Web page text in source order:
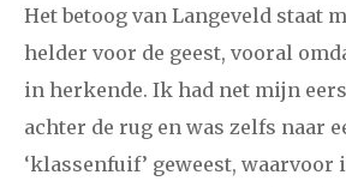
Het betoog van Langeveld staat
helder voor de geest, vooral
in herkende. Ik had net mijn
achter de rug en was zelfs naar
‘klassenfuif’ geweest, waarvoor